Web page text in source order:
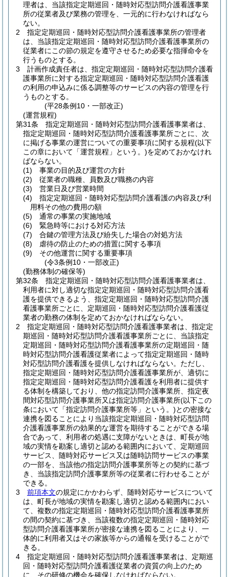
理者は、当該指定定期巡回・随時対応型訪問介護看護事業
所の従業者及び業務の管理を、一元的に行わなければなら
ない。
2
指定定期巡回・随時対応型訪問介護看護事業所の管理者
は、当該指定定期巡回・随時対応型訪問介護看護事業所の
従業者にこの節の規定を遵守させるため必要な指揮命令を
行うものとする。
3
計画作成責任者は、指定定期巡回・随時対応型訪問介護看
護事業所に対する指定定期巡回・随時対応型訪問介護看護
の利用の申込みに係る調整等のサービスの内容の管理を行
うものとする。
(平28条例10・一部改正)
(運営規程)
第31条
指定定期巡回・随時対応型訪問介護看護事業者は、
指定定期巡回・随時対応型訪問介護看護事業所ごとに、次
に掲げる事業の運営についての重要事項に関する規程(以下
この章において「運営規程」という。)を定めておかなけれ
ばならない。
(1)
事業の目的及び運営の方針
(2)
従業者の職種、員数及び職務の内容
(3)
営業日及び営業時間
(4)
指定定期巡回・随時対応型訪問介護看護の内容及び利
用料その他の費用の額
(5)
通常の事業の実施地域
(6)
緊急時等における対応方法
(7)
合鍵の管理方法及び紛失した場合の対処方法
(8)
虐待の防止のための措置に関する事項
(9)
その他運営に関する重要事項
(令3条例10・一部改正)
(勤務体制の確保等)
第32条
指定定期巡回・随時対応型訪問介護看護事業者は、
利用者に対し適切な指定定期巡回・随時対応型訪問介護看
護を提供できるよう、指定定期巡回・随時対応型訪問介護
看護事業所ごとに、定期巡回・随時対応型訪問介護看護従
業者の勤務の体制を定めておかなければならない。
2
指定定期巡回・随時対応型訪問介護看護事業者は、指定定
期巡回・随時対応型訪問介護看護事業所ごとに、当該指定
定期巡回・随時対応型訪問介護看護事業所の定期巡回・随
時対応型訪問介護看護従業者によって指定定期巡回・随時
対応型訪問介護看護を提供しなければならない。 ただし、
指定定期巡回・随時対応型訪問介護看護事業所が、適切に
指定定期巡回・随時対応型訪問介護看護を利用者に提供す
る体制を構築しており、他の指定訪問介護事業所、指定夜
間対応型訪問介護事業所又は指定訪問介護事業所(以下この
条において「指定訪問介護事業所等」という。)との密接な
連携を図ることにより当該指定定期巡回・随時対応型訪問
介護看護事業所の効果的な運営を期待することができる場
合であって、利用者の処遇に支障がないときは、町長が地
域の実情を勘案し適切と認める範囲内において、定期巡回
サービス、随時対応サービス又は随時訪問サービスの事業
の一部を、当該他の指定訪問介護事業所等との契約に基づ
き、当該指定訪問介護事業所等の従業者に行わせることが
できる。
3
前項本文の規定にかかわらず、随時対応サービスについて
は、町長が地域の実情を勘案し適切と認める範囲内におい
て、複数の指定定期巡回・随時対応型訪問介護看護事業所
の間の契約に基づき、当該複数の指定定期巡回・随時対応
型訪問介護看護事業所が密接な連携を図ることにより、一
体的に利用者又はその家族等からの通報を受けることがで
きる。
4
指定定期巡回・随時対応型訪問介護看護事業者は、定期巡
回・随時対応型訪問介護看護従業者の資質の向上のため
に、その研修の機会を確保しなければならない。